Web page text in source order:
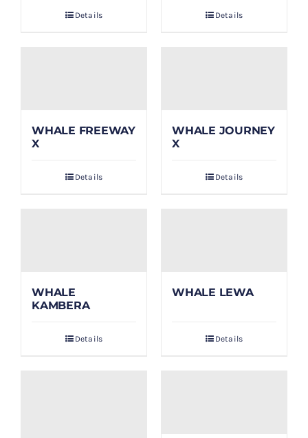
PAYMENT Details Details
WHALE FREEWAY
X
Details
WHALE JOURNEY
X
Details
WHALE
KAMBERA
Details
WHALE LEWA
Details